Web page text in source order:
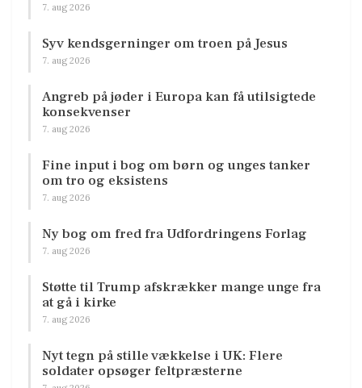
7. aug 2026
Syv kendsgerninger om troen på Jesus
7. aug 2026
Angreb på jøder i Europa kan få utilsigtede
konsekvenser
7. aug 2026
Fine input i bog om børn og unges tanker
om tro og eksistens
7. aug 2026
Ny bog om fred fra Udfordringens Forlag
7. aug 2026
Støtte til Trump afskrækker mange unge fra
at gå i kirke
7. aug 2026
Nyt tegn på stille vækkelse i UK: Flere
soldater opsøger feltpræsterne